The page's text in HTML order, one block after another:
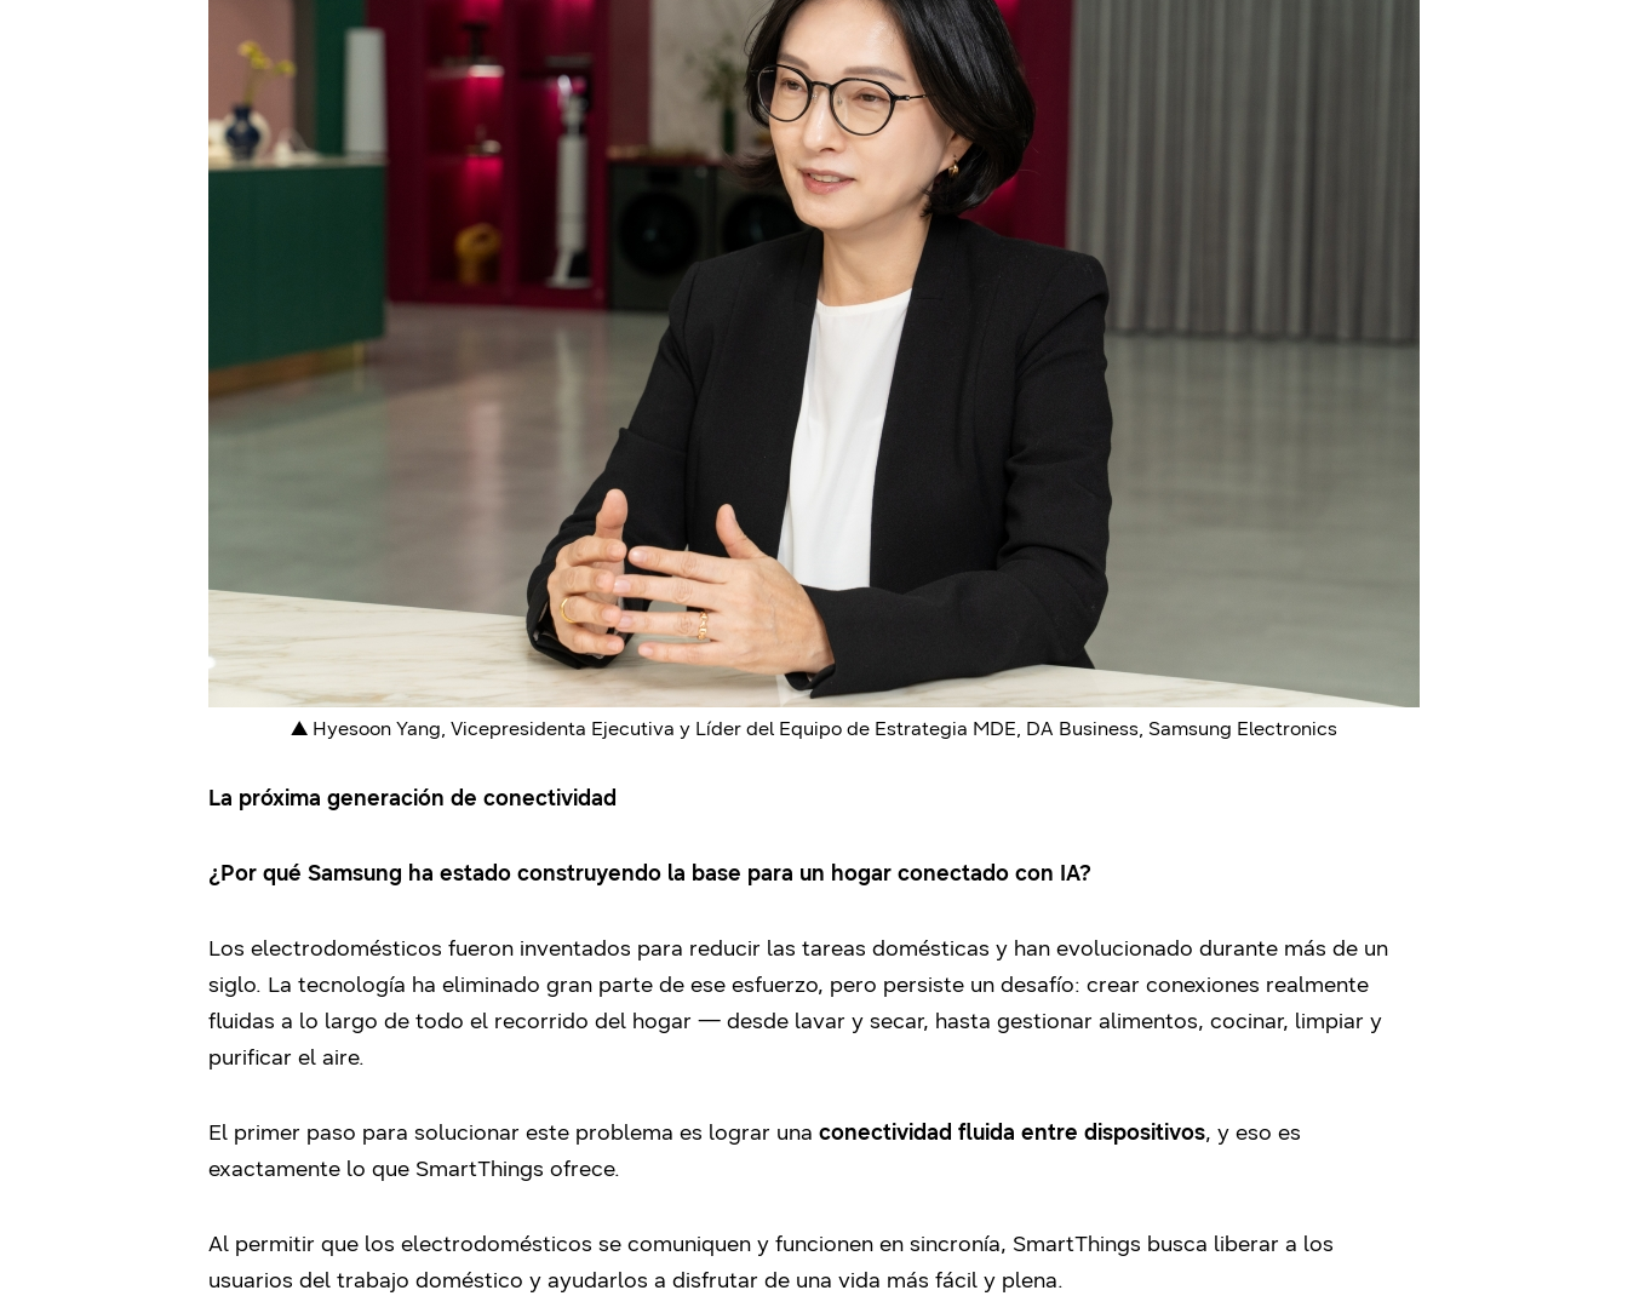
▲ Hyesoon Yang, Vicepresidenta Ejecutiva y Líder del Equipo de Estrategia MDE, DA Business, Samsung Electronics
La próxima generación de conectividad
¿Por qué Samsung ha estado construyendo la base para un hogar conectado con IA?
Los electrodomésticos fueron inventados para reducir las tareas domésticas y han evolucionado durante más de un
siglo. La tecnología ha eliminado gran parte de ese esfuerzo, pero persiste un desafío: crear conexiones realmente
fluidas a lo largo de todo el recorrido del hogar — desde lavar y secar, hasta gestionar alimentos, cocinar, limpiar y
purificar el aire.
El primer paso para solucionar este problema es lograr una conectividad fluida entre dispositivos, y eso es
exactamente lo que SmartThings ofrece.
Al permitir que los electrodomésticos se comuniquen y funcionen en sincronía, SmartThings busca liberar a los
usuarios del trabajo doméstico y ayudarlos a disfrutar de una vida más fácil y plena.